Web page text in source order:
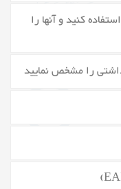
کنید و آنها را
را مشخص نمایید